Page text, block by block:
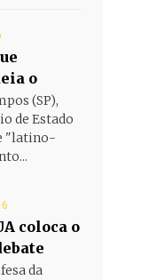
o
(SP),
de Estado
"latino-
coloca o
da